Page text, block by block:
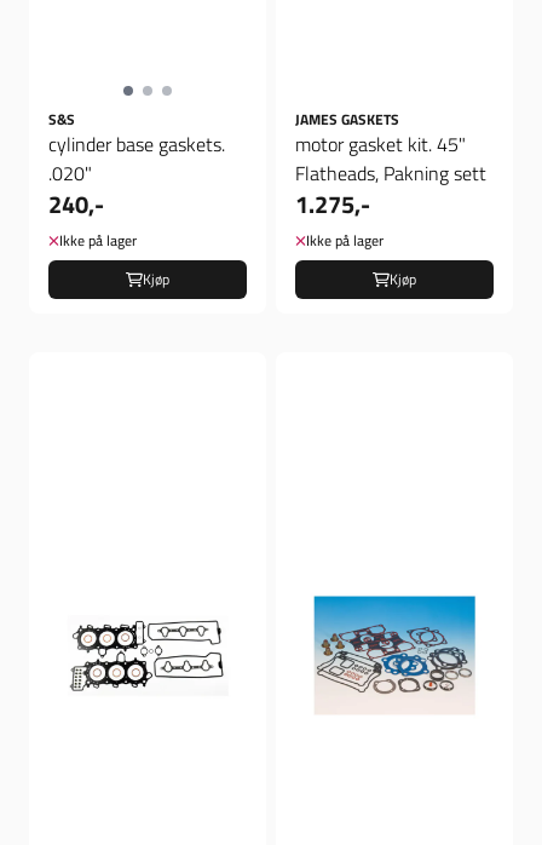
S&S
cylinder base gaskets.
.020"
240,-
Ikke på lager
Kjøp
JAMES GASKETS
motor gasket kit. 45"
Flatheads, Pakning sett
1.275,-
Ikke på lager
Kjøp